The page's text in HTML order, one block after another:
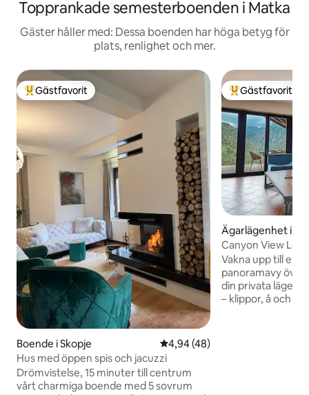
Topprankade semesterboenden i Matka
Gäster håller med: Dessa boenden har höga betyg för
plats, renlighet och mer.
Populär gästfavorit
Gästfavorit
Boende i Skopje 4,94 av 5 i genomsnittligt
4,94 (48)
Hus med öppen spis och jacuzzi
Drömvistelse, 15 minuter till centrum
vårt charmiga boende med 5 sovrum
Populär
Gästfavorit
Ägarlägenhet i
Canyon View
översta våningen
Vakna upp till en
panoramavy
din privata
– klippor, å och